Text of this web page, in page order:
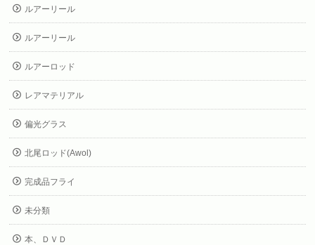
ルアーリール
ルアーリール
ルアーロッド
レアマテリアル
偏光グラス
北尾ロッド(Awol)
完成品フライ
未分類
本、ＤＶＤ